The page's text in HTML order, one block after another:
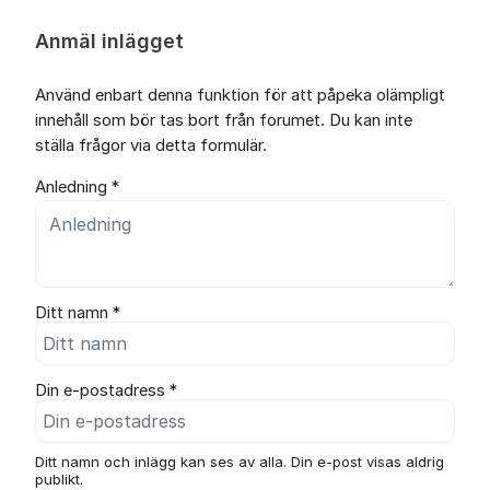
Anmäl inlägget
Använd enbart denna funktion för att påpeka olämpligt
innehåll som bör tas bort från forumet. Du kan inte
ställa frågor via detta formulär.
Anledning *
Ditt namn *
Din e-postadress *
Ditt namn och inlägg kan ses av alla. Din e-post visas aldrig
publikt.